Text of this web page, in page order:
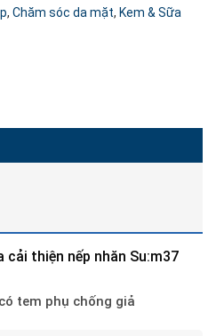
, Chăm sóc da mặt, Kem & Sữa
thiện nếp nhăn Su:m37
tem phụ chống giả